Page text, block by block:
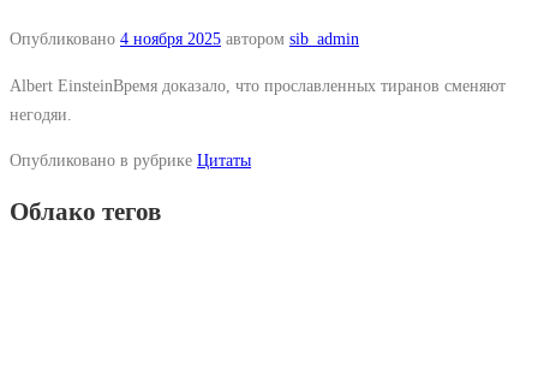
Опубликовано 4 ноября 2025 автором sib_admin
Albert EinsteinВремя доказало, что прославленных тиранов сменяют
негодяи.
Опубликовано в рубрике Цитаты
Облако тегов